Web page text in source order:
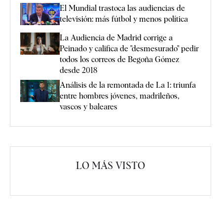
El Mundial trastoca las audiencias de
televisión: más fútbol y menos política
La Audiencia de Madrid corrige a
Peinado y califica de "desmesurado" pedir
todos los correos de Begoña Gómez
desde 2018
Análisis de la remontada de La 1: triunfa
entre hombres jóvenes, madrileños,
vascos y baleares
LO MÁS VISTO